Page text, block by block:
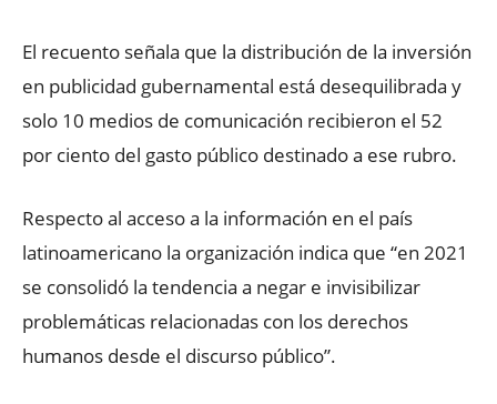
El recuento señala que la distribución de la inversión
en publicidad gubernamental está desequilibrada y
solo 10 medios de comunicación recibieron el 52
por ciento del gasto público destinado a ese rubro.
Respecto al acceso a la información en el país
latinoamericano la organización indica que “en 2021
se consolidó la tendencia a negar e invisibilizar
problemáticas relacionadas con los derechos
humanos desde el discurso público”.